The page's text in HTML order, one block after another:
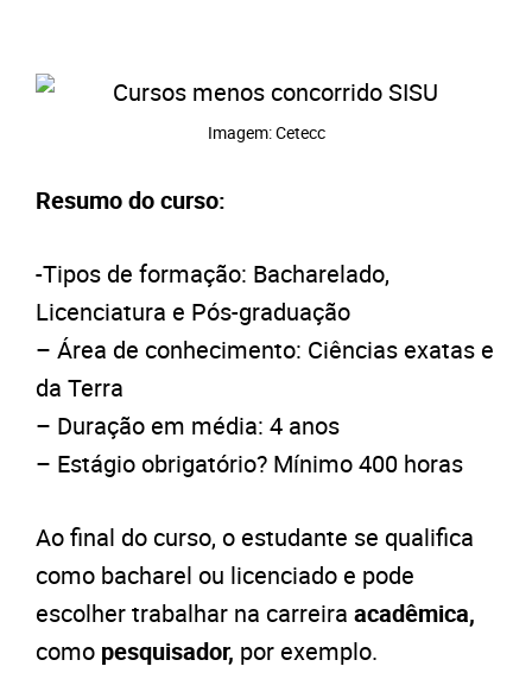
Imagem: Cetecc
Resumo do curso:
-Tipos de formação: Bacharelado,
Licenciatura e Pós-graduação
– Área de conhecimento: Ciências exatas e
da Terra
– Duração em média: 4 anos
– Estágio obrigatório? Mínimo 400 horas
Ao final do curso, o estudante se qualifica
como bacharel ou licenciado e pode
escolher trabalhar na carreira acadêmica,
como pesquisador, por exemplo.